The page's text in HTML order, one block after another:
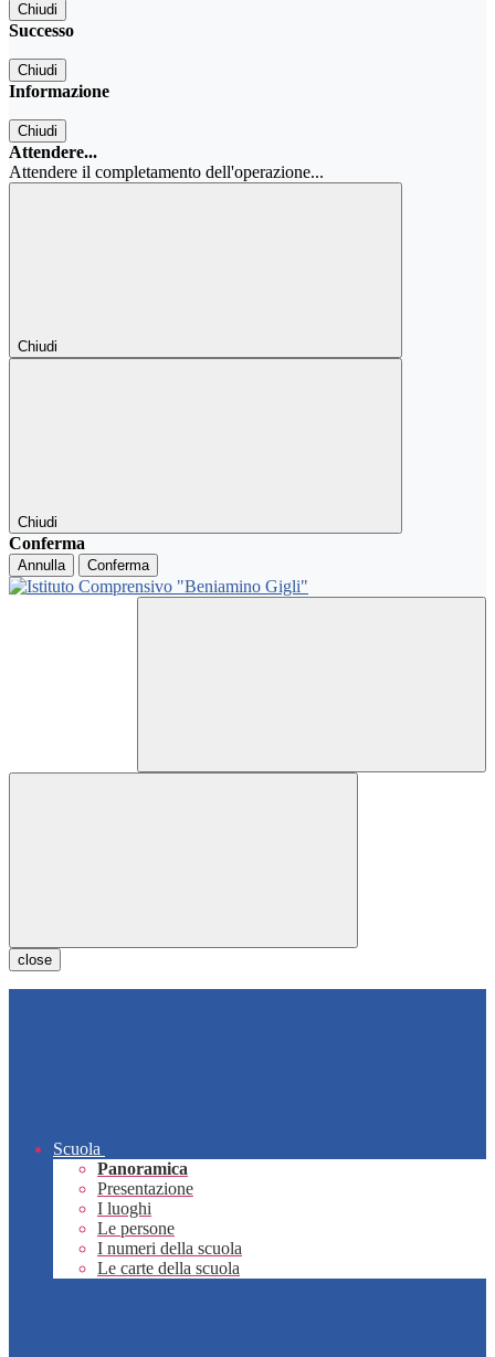
Chiudi
Successo
Chiudi
Informazione
Chiudi
Attendere...
Attendere il completamento dell'operazione...
Chiudi
Chiudi
Conferma
Annulla Conferma
close
Scuola
Panoramica
Presentazione
I luoghi
Le persone
I numeri della scuola
Le carte della scuola